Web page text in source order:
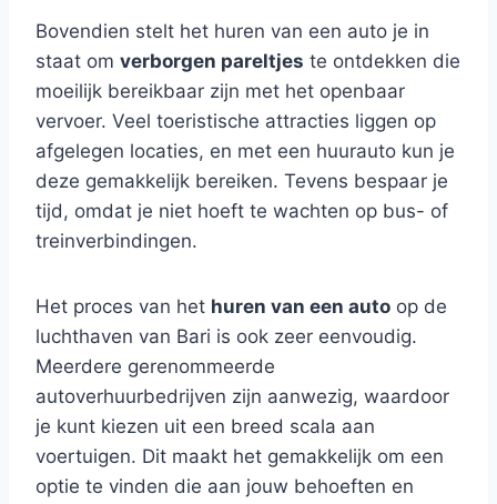
Bovendien stelt het huren van een auto je in
staat om verborgen pareltjes te ontdekken die
moeilijk bereikbaar zijn met het openbaar
vervoer. Veel toeristische attracties liggen op
afgelegen locaties, en met een huurauto kun je
deze gemakkelijk bereiken. Tevens bespaar je
tijd, omdat je niet hoeft te wachten op bus- of
treinverbindingen.
Het proces van het huren van een auto op de
luchthaven van Bari is ook zeer eenvoudig.
Meerdere gerenommeerde
autoverhuurbedrijven zijn aanwezig, waardoor
je kunt kiezen uit een breed scala aan
voertuigen. Dit maakt het gemakkelijk om een
optie te vinden die aan jouw behoeften en